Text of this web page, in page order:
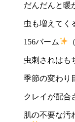
だんだんと暖
虫も増えてく
156バーム
虫刺されはも
季節の変わり
クレイが配合
肌の不要な汚